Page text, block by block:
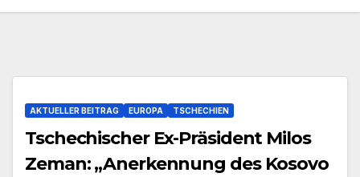
AKTUELLER BEITRAG EUROPA TSCHECHIEN
Tschechischer Ex-Präsident Milos
Zeman: „Anerkennung des Kosovo